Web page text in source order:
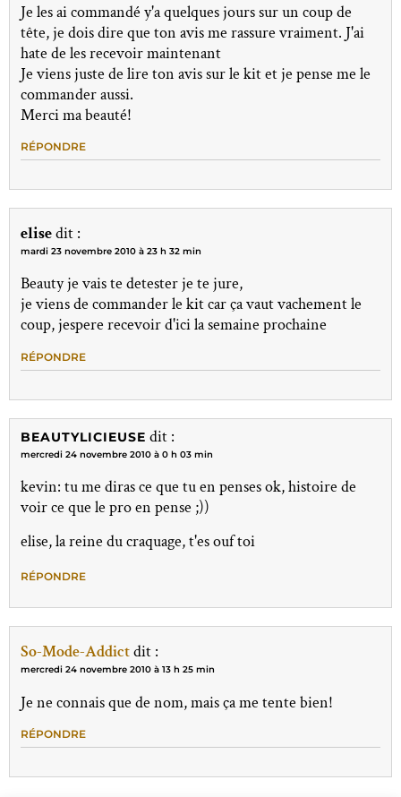
Je les ai commandé y'a quelques jours sur un coup de
tête, je dois dire que ton avis me rassure vraiment. J'ai
hate de les recevoir maintenant
Je viens juste de lire ton avis sur le kit et je pense me le
commander aussi.
Merci ma beauté!
RÉPONDRE
elisedit :
mardi 23 novembre 2010 à 23 h 32 min
Beauty je vais te detester je te jure,
je viens de commander le kit car ça vaut vachement le
coup, jespere recevoir d'ici la semaine prochaine
RÉPONDRE
BEAUTYLICIEUSE dit :
mercredi 24 novembre 2010 à 0 h 03 min
kevin: tu me diras ce que tu en penses ok, histoire de
voir ce que le pro en pense ;))
elise, la reine du craquage, t'es ouf toi
RÉPONDRE
So-Mode-Addictdit :
mercredi 24 novembre 2010 à 13 h 25 min
Je ne connais que de nom, mais ça me tente bien!
RÉPONDRE